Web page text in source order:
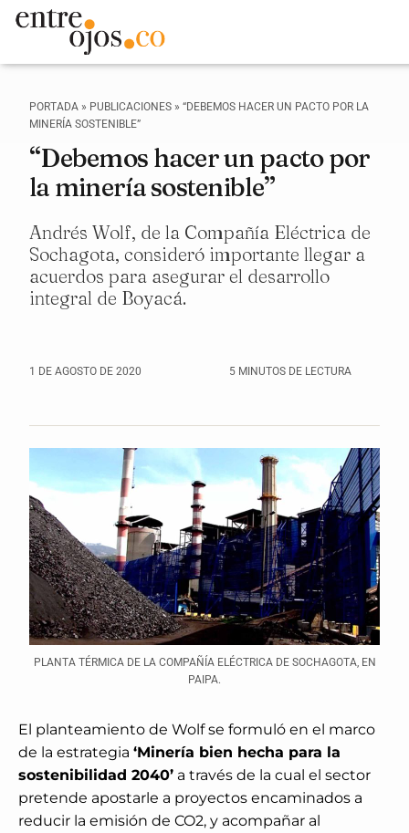
PORTADA » PUBLICACIONES » “DEBEMOS HACER UN PACTO POR LA
MINERÍA SOSTENIBLE”
“Debemos hacer un pacto por
la minería sostenible”
Andrés Wolf, de la Compañía Eléctrica de
Sochagota, consideró importante llegar a
acuerdos para asegurar el desarrollo
integral de Boyacá.
1 DE AGOSTO DE 2020 5 MINUTOS DE LECTURA
PLANTA TÉRMICA DE LA COMPAÑÍA ELÉCTRICA DE SOCHAGOTA, EN
PAIPA.
El planteamiento de Wolf se formuló en el marco
de la estrategia ‘Minería bien hecha para la
sostenibilidad 2040’ a través de la cual el sector
pretende apostarle a proyectos encaminados a
reducir la emisión de CO2, y acompañar al